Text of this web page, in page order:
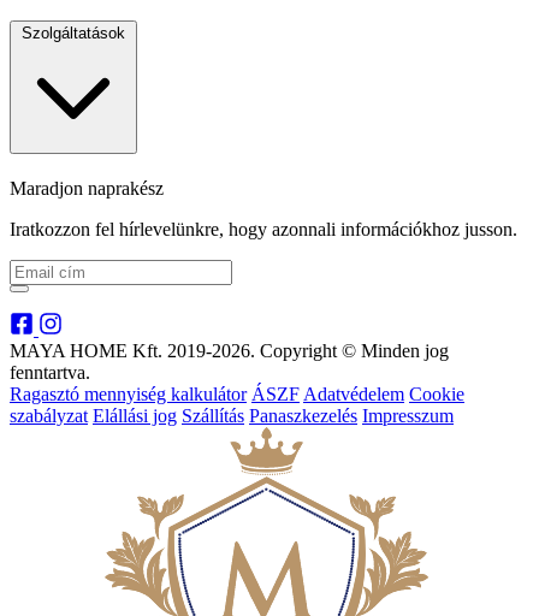
Szolgáltatások
Maradjon naprakész
Iratkozzon fel hírlevelünkre, hogy azonnali információkhoz jusson.
MAYA HOME Kft. 2019-2026. Copyright © Minden jog
fenntartva.
Ragasztó mennyiség kalkulátor ÁSZF Adatvédelem Cookie
szabályzat Elállási jog Szállítás Panaszkezelés Impresszum